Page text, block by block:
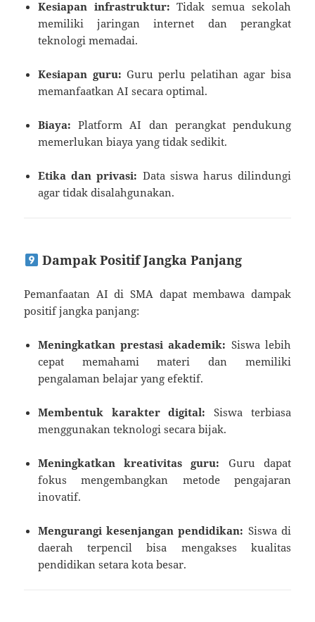
Kesiapan infrastruktur: Tidak semua sekolah
memiliki jaringan internet dan perangkat
teknologi memadai.
Kesiapan guru: Guru perlu pelatihan agar bisa
memanfaatkan AI secara optimal.
Biaya: Platform AI dan perangkat pendukung
memerlukan biaya yang tidak sedikit.
Etika dan privasi: Data siswa harus dilindungi
agar tidak disalahgunakan.
Dampak Positif Jangka Panjang
Pemanfaatan AI di SMA dapat membawa dampak
positif jangka panjang:
Meningkatkan prestasi akademik: Siswa lebih
cepat memahami materi dan memiliki
pengalaman belajar yang efektif.
Membentuk karakter digital: Siswa terbiasa
menggunakan teknologi secara bijak.
Meningkatkan kreativitas guru: Guru dapat
fokus mengembangkan metode pengajaran
inovatif.
Mengurangi kesenjangan pendidikan: Siswa di
daerah terpencil bisa mengakses kualitas
pendidikan setara kota besar.